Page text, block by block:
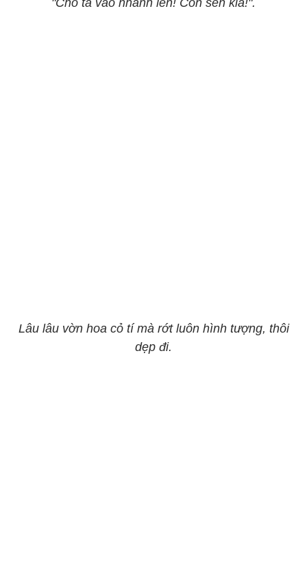
"Cho ta vào nhanh lên! Con sen kia!".
Lâu lâu vờn hoa cỏ tí mà rớt luôn hình tượng, thôi
dẹp đi.